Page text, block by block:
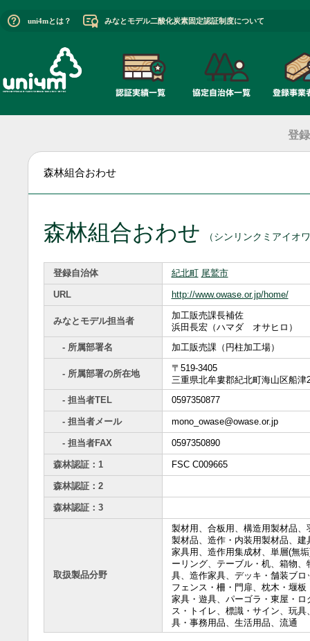
uni4mとは？ みなとモデル二酸化炭素固定認証制度について
登
森林組合おわせ
森林組合おわせ （シンリンクミアイオ
登録自治体 紀北町 尾鷲市
URL http://www.owase.or.jp/home/
みなとモデル担当者
加工販売課長補佐
浜田長宏（ハマダ オサヒロ）
- 所属部署名
加工販売課（円柱加工場）
- 所属部署の所在地
〒519-3405
三重県北牟婁郡紀北町海山区船津
- 担当者TEL
0597350877
- 担当者メール mono_owase@owase.or.jp
- 担当者FAX 0597350890
森林認証：1 FSC C009665
森林認証：2
森林認証：3
取扱製品分野
製材用、合板用、構造用製材品、
製材品、造作・内装用製材品、建
家具用、造作用集成材、単層(無
ーリング、テーブル・机、箱物、
具、造作家具、デッキ・舗装ブロ
フェンス・柵・門扉、枕木・堰板
家具・遊具、パーゴラ・東屋・ロ
ス・トイレ、標識・サイン、玩具
具・事務用品、生活用品、流通